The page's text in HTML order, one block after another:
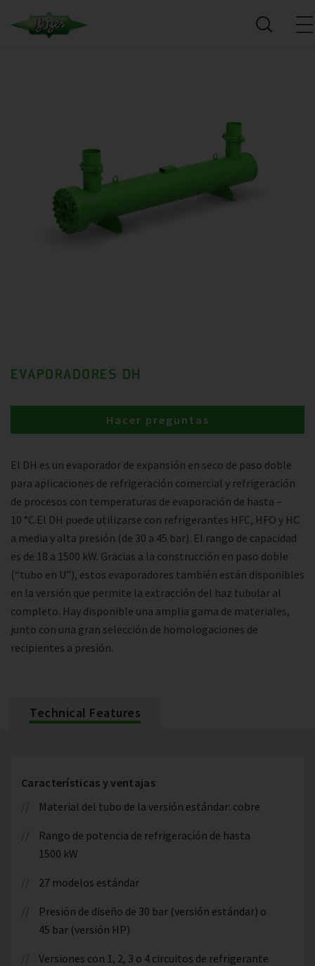
EVAPORADORES DH
El DH es un evaporador de expansión en seco de paso doble
para aplicaciones de refrigeración comercial y refrigeración
de procesos con temperaturas de evaporación de hasta –
10 °C.El DH puede utilizarse con refrigerantes HFC, HFO y HC
a media y alta presión (de 30 a 45 bar). El rango de capacidad
es de 18 a 1500 kW. Gracias a la construcción en paso doble
(“tubo en U”), estos evaporadores también están disponibles
en la versión que permite la extracción del haz tubular al
completo. Hay disponible una amplia gama de materiales,
junto con una gran selección de homologaciones de
recipientes a presión.
Hacer preguntas
Technical Features
Características y ventajas
Material del tubo de la versión estándar: cobre
Rango de potencia de refrigeración de hasta
1500 kW
27 modelos estándar
Presión de diseño de 30 bar (versión estándar) o
45 bar (versión HP)
Versiones con 1, 2, 3 o 4 circuitos de refrigerante